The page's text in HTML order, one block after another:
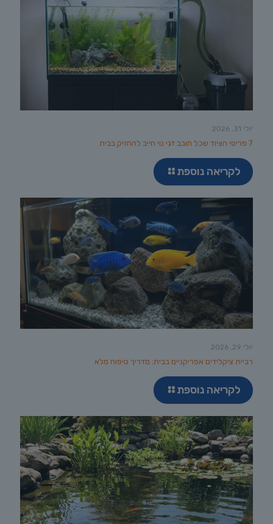
יולי 31, 2026
7 פריטי הציוד שכל חובב דגי נוי חייב להחזיק בבית
לקריאה נוספת
יולי 29, 2026
רביית ציקלידים אפריקניים בבית: מדריך טיפוח מלא
לקריאה נוספת